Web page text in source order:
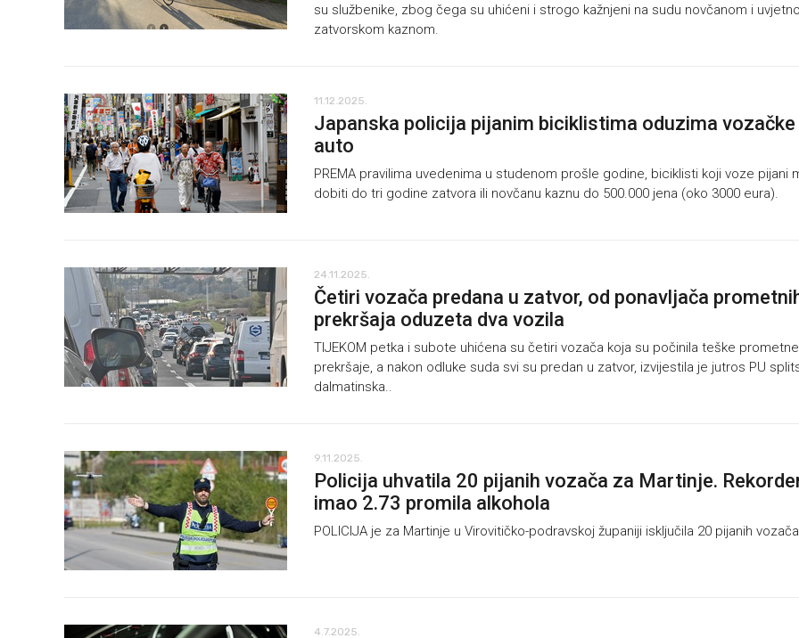
su službenike, zbog čega su uhićeni i strogo kažnjeni na sudu novčanom i
zatvorskom kaznom.
11.12.2025.
Japanska policija pijanim biciklistima oduzima vozačke
auto
PREMA pravilima uvedenima u studenom prošle godine, biciklisti koji voze pijani
dobiti do tri godine zatvora ili novčanu kaznu do 500.000 jena (oko 3000 eura).
24.11.2025.
Četiri vozača predana u zatvor, od ponavljača
prekršaja oduzeta dva vozila
TIJEKOM petka i subote uhićena su četiri vozača koja su počinila teške prometne
prekršaje, a nakon odluke suda svi su predan u zatvor, izvijestila je jutros PU
dalmatinska..
9.11.2025.
Policija uhvatila 20 pijanih vozača za Martinje.
imao 2.73 promila alkohola
POLICIJA je za Martinje u Virovitičko-podravskoj županiji isključila 20 pijanih vozača.
4.7.2025.